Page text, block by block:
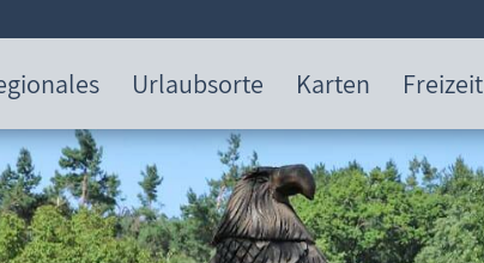
Urlaubsorte Karten Freizeit